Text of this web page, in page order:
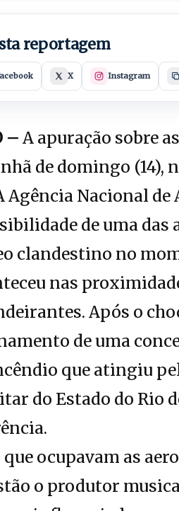
reportagem
X Instagram
– A apuração sobre
de domingo (14),
Agência Nacional
de uma
clandestino no
nas
Após o
de uma
que atingiu
do Estado do Rio
que ocupavam as
o produtor